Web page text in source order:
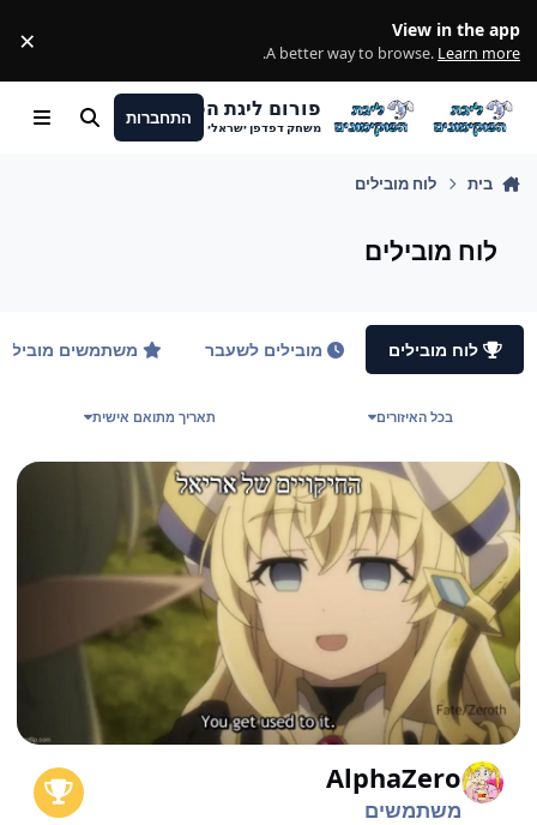
View in the app
A better way to browse. Learn more
.
×
פורום ליגת הפוקימונים
משחק דפדפן ישראלי
התחברות חיפוש Menu
בית לוח מובילים
לוח מובילים
לוח מובילים מובילים לשעבר משתמשים
בכל האיזורים תאריך מתואם אישית
AlphaZero
משתמשים